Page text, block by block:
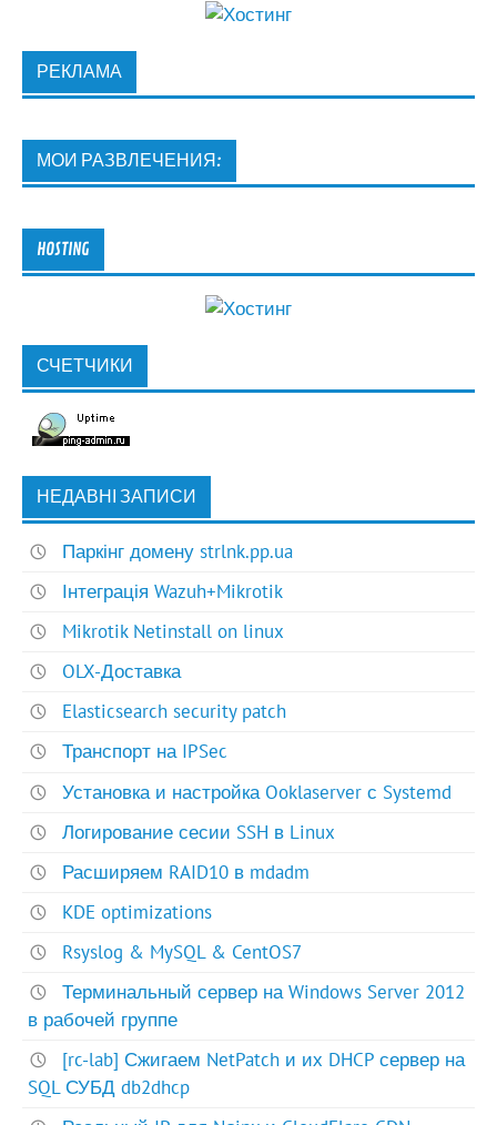
РЕКЛАМА
МОИ РАЗВЛЕЧЕНИЯ:
HOSTING
СЧЕТЧИКИ
НЕДАВНІ ЗАПИСИ
Паркінг домену strlnk.pp.ua
Інтеграція Wazuh+Mikrotik
Mikrotik Netinstall on linux
OLX-Доставка
Elasticsearch security patch
Транспорт на IPSec
Установка и настройка Ooklaserver с Systemd
Логирование сесии SSH в Linux
Расширяем RAID10 в mdadm
KDE optimizations
Rsyslog & MySQL & CentOS7
Терминальный сервер на Windows Server 2012
в рабочей группе
[rc-lab] Сжигаем NetPatch и их DHCP сервер на
SQL СУБД db2dhcp